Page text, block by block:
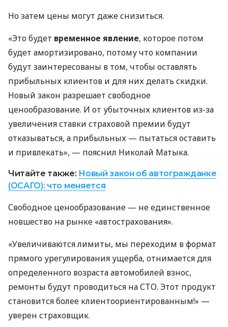
Но затем цены могут даже снизиться.
«Это будет временное явление, которое потом
будет амортизировано, потому что компании
будут заинтересованы в том, чтобы оставлять
прибыльных клиентов и для них делать скидки.
Новый закон разрешает свободное
ценообразование. И от убыточных клиентов из-за
увеличения ставки страховой премии будут
отказываться, а прибыльных — пытаться оставить
и привлекать», — пояснил Николай Матыка.
Читайте также: Новый закон об автогражданке
(ОСАГО): что меняется
Свободное ценообразование — не единственное
новшество на рынке «автострахования».
«Увеличиваются лимиты, мы переходим в формат
прямого урегулирования ущерба, отнимается для
определенного возраста автомобилей взнос,
ремонты будут проводиться на СТО. Этот продукт
становится более клиентоориентированным!» —
уверен страховщик.